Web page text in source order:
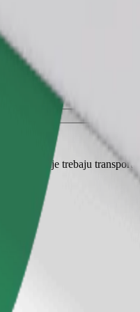
životinje trebaju